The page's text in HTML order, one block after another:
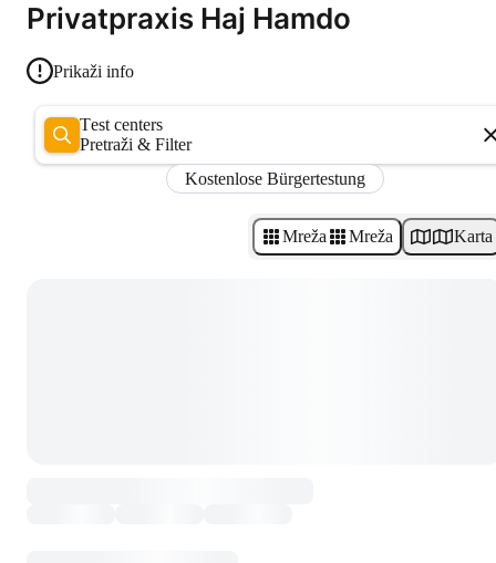
Privatpraxis Haj Hamdo
Prikaži info
Test centers
Pretraži & Filter
Kostenlose Bürgertestung
Mreža Mreža Karta